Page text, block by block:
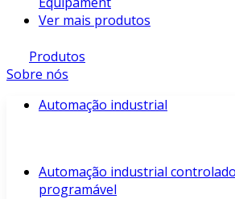
Ver mais produtos
Produtos
Sobre nós
Automação industrial
Automação industrial
programável